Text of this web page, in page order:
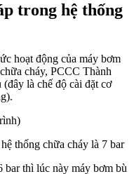
trong hệ thống
hoạt động của máy bơm
cháy, PCCC Thành
là chế độ cài đặt cơ
thống chữa cháy là 7 bar
thì lúc này máy bơm bù